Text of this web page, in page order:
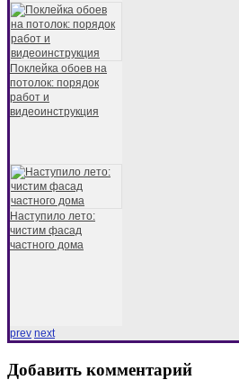
Поклейка обоев на
потолок: порядок
работ и
видеоинструкция
Наступило лето:
чистим фасад
частного дома
prev next
Добавить комментарий